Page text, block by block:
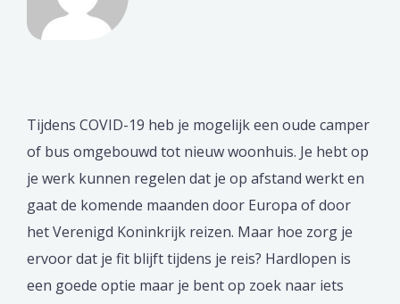
Tijdens COVID-19 heb je mogelijk een oude camper
of bus omgebouwd tot nieuw woonhuis. Je hebt op
je werk kunnen regelen dat je op afstand werkt en
gaat de komende maanden door Europa of door
het Verenigd Koninkrijk reizen. Maar hoe zorg je
ervoor dat je fit blijft tijdens je reis? Hardlopen is
een goede optie maar je bent op zoek naar iets